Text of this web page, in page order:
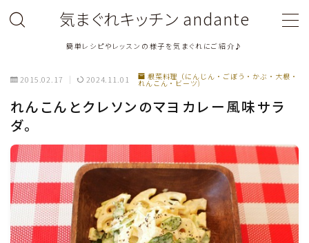
気まぐれキッチン andante
簡単レシピやレッスンの様子を気まぐれにご紹介♪
料理関連のお仕事・メディア掲載レシピ
鶏肉料理
豚肉料理
2015.02.17 2024.11.01 根菜料理（にんじん・ごぼう・かぶ・大根・
れんこん・ビーツ)
れんこんとクレソンのマヨカレー風味サラ
ダ。